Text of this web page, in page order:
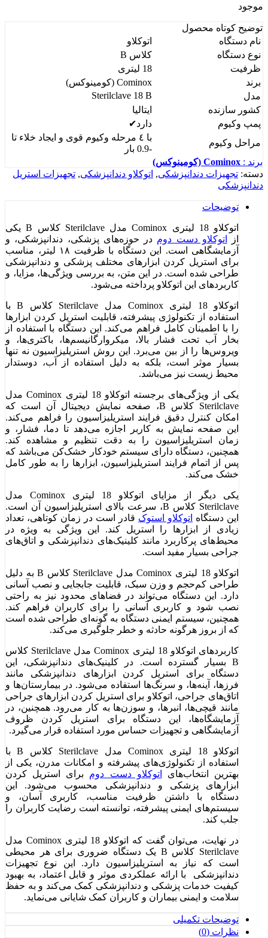
موجود
توضیح کوتاه محصول
نام دستگاه
اتوكلاو
نوع دستگاه
كلاس B
ظرفيت
18 ليتری
برند
Cominox (کومینوکس)
مدل
Sterilclave 18 B
کشور سازنده
ايتاليا
پمپ وكيوم
دارد✔
مراحل وكيوم
با ٤ مرحله وكيوم قوى و ايجاد خلاء تا
-0.9 بار
برند : Cominox (کومینوکس)
دسته: تجهیزات دندانپزشکی, اتوکلاو دندانپزشکی, تجهیزات استریل
دندانپزشکی
توضیحات
اتوکلاو 18 لیتری Cominox مدل Sterilclave کلاس B یکی
از
اتوکلاو دست دوم در حوزه‌های پزشکی، دندانپزشکی، و
آزمایشگاهی است. این دستگاه با ظرفیت ۱۸ لیتر، مناسب
برای استریل کردن ابزارهای مختلف پزشکی و دندانپزشکی
طراحی شده است. در این متن، به بررسی ویژگی‌ها، مزایا، و
کاربردهای این اتوکلاو پرداخته می‌شود.
اتوکلاو 18 لیتری Cominox مدل Sterilclave کلاس B با
استفاده از تکنولوژی پیشرفته، قابلیت استریل کردن ابزارها
را با اطمینان کامل فراهم می‌کند. این دستگاه با استفاده از
بخار آب تحت فشار بالا، میکروارگانیسم‌ها، باکتری‌ها، و
ویروس‌ها را از بین می‌برد. این روش استریلیزاسیون نه تنها
بسیار موثر است، بلکه به دلیل استفاده از آب، دوستدار
محیط زیست نیز می‌باشد.
یکی از ویژگی‌های برجسته اتوکلاو 18 لیتری Cominox مدل
Sterilclave کلاس B، صفحه نمایش دیجیتال آن است که
امکان کنترل دقیق فرایند استریلیزاسیون را فراهم می‌کند.
این صفحه نمایش به کاربر اجازه می‌دهد تا دما، فشار، و
زمان استریلیزاسیون را به دقت تنظیم و مشاهده کند.
همچنین، دستگاه دارای سیستم خودکار خشک‌کن می‌باشد که
پس از اتمام فرایند استریلیزاسیون، ابزارها را به طور کامل
خشک می‌کند.
یکی دیگر از مزایای اتوکلاو 18 لیتری Cominox مدل
Sterilclave کلاس B، سرعت بالای استریلیزاسیون آن است.
این دستگاه اتوکلاو استوک قادر است در زمان کوتاهی، تعداد
زیادی از ابزارها را استریل کند. این ویژگی به ویژه در
محیط‌های پرکاربرد مانند کلینیک‌های دندانپزشکی و اتاق‌های
جراحی بسیار مفید است.
اتوکلاو 18 لیتری Cominox مدل Sterilclave کلاس B به دلیل
طراحی کم‌حجم و وزن سبک، قابلیت جابجایی و نصب آسانی
دارد. این دستگاه می‌تواند در فضاهای محدود نیز به راحتی
نصب شود و کاربری آسانی را برای کاربران فراهم کند.
همچنین، سیستم ایمنی دستگاه به گونه‌ای طراحی شده است
که از بروز هرگونه حادثه و خطر جلوگیری می‌کند.
کاربردهای اتوکلاو 18 لیتری Cominox مدل Sterilclave کلاس
B بسیار گسترده است. در کلینیک‌های دندانپزشکی، این
دستگاه برای استریل کردن ابزارهای دندانپزشکی مانند
فرزها، آینه‌ها، و سرنگ‌ها استفاده می‌شود. در بیمارستان‌ها و
اتاق‌های جراحی، اتوکلاو برای استریل کردن ابزارهای جراحی
مانند قیچی‌ها، انبرها، و سوزن‌ها به کار می‌رود. همچنین، در
آزمایشگاه‌ها، این دستگاه برای استریل کردن ظروف
آزمایشگاهی و تجهیزات حساس مورد استفاده قرار می‌گیرد.
اتوکلاو 18 لیتری Cominox مدل Sterilclave کلاس B با
استفاده از تکنولوژی‌های پیشرفته و امکانات مدرن، یکی از
بهترین انتخاب‌های
اتوکلاو دست دوم برای استریل کردن
ابزارهای پزشکی و دندانپزشکی محسوب می‌شود. این
دستگاه با داشتن ظرفیت مناسب، کاربری آسان، و
سیستم‌های ایمنی پیشرفته، توانسته است رضایت کاربران را
جلب کند.
در نهایت، می‌توان گفت که اتوکلاو 18 لیتری Cominox مدل
Sterilclave کلاس B یک دستگاه ضروری برای هر محیطی
است که نیاز به استریلیزاسیون دارد. این نوع تجهیزات
دندانپزشکی با ارائه عملکردی موثر و قابل اعتماد، به بهبود
کیفیت خدمات پزشکی و دندانپزشکی کمک می‌کند و به حفظ
سلامت و ایمنی بیماران و کاربران کمک شایانی می‌نماید.
توضیحات تکمیلی
نظرات (0)